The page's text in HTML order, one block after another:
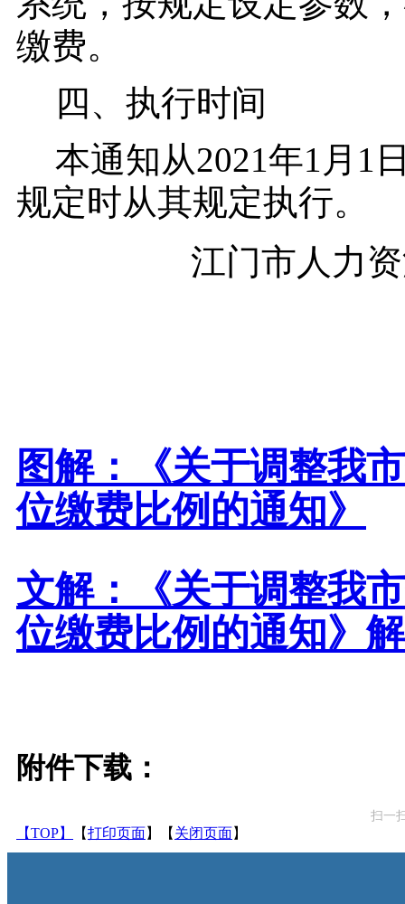
缴费。
四、执行时间
本通知从2021年1月1
规定时从其规定执行。
江门市人力
图解：《关于调整我
位缴费比例的通知》
文解：《关于调整我
位缴费比例的通知》
附件下载：
扫一
【TOP】 【打印页面】【 关闭页面】